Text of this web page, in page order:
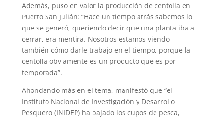
Además, puso en valor la producción de centolla en
Puerto San Julián: “Hace un tiempo atrás sabemos lo
que se generó, queriendo decir que una planta iba a
cerrar, era mentira. Nosotros estamos viendo
también cómo darle trabajo en el tiempo, porque la
centolla obviamente es un producto que es por
temporada”.
Ahondando más en el tema, manifestó que “el
Instituto Nacional de Investigación y Desarrollo
Pesquero (INIDEP) ha bajado los cupos de pesca,